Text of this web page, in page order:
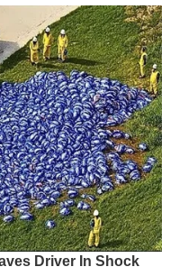
Driver In Shock